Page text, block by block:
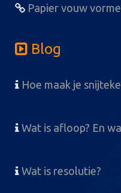
Papier vouw
Blog
Hoe maak je
Wat is afloop? En
Wat is resolutie?